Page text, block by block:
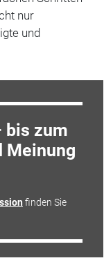
nur
und
bis zum
Meinung
finden Sie